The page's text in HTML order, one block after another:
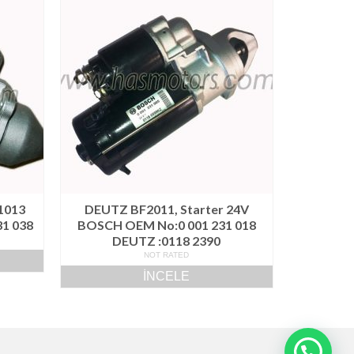
038
DEUTZ BF2011, Starter 24V
BOSCH OEM No:0 001 231 018
DEUTZ :0118 2390
NOT RATED
İNCELE